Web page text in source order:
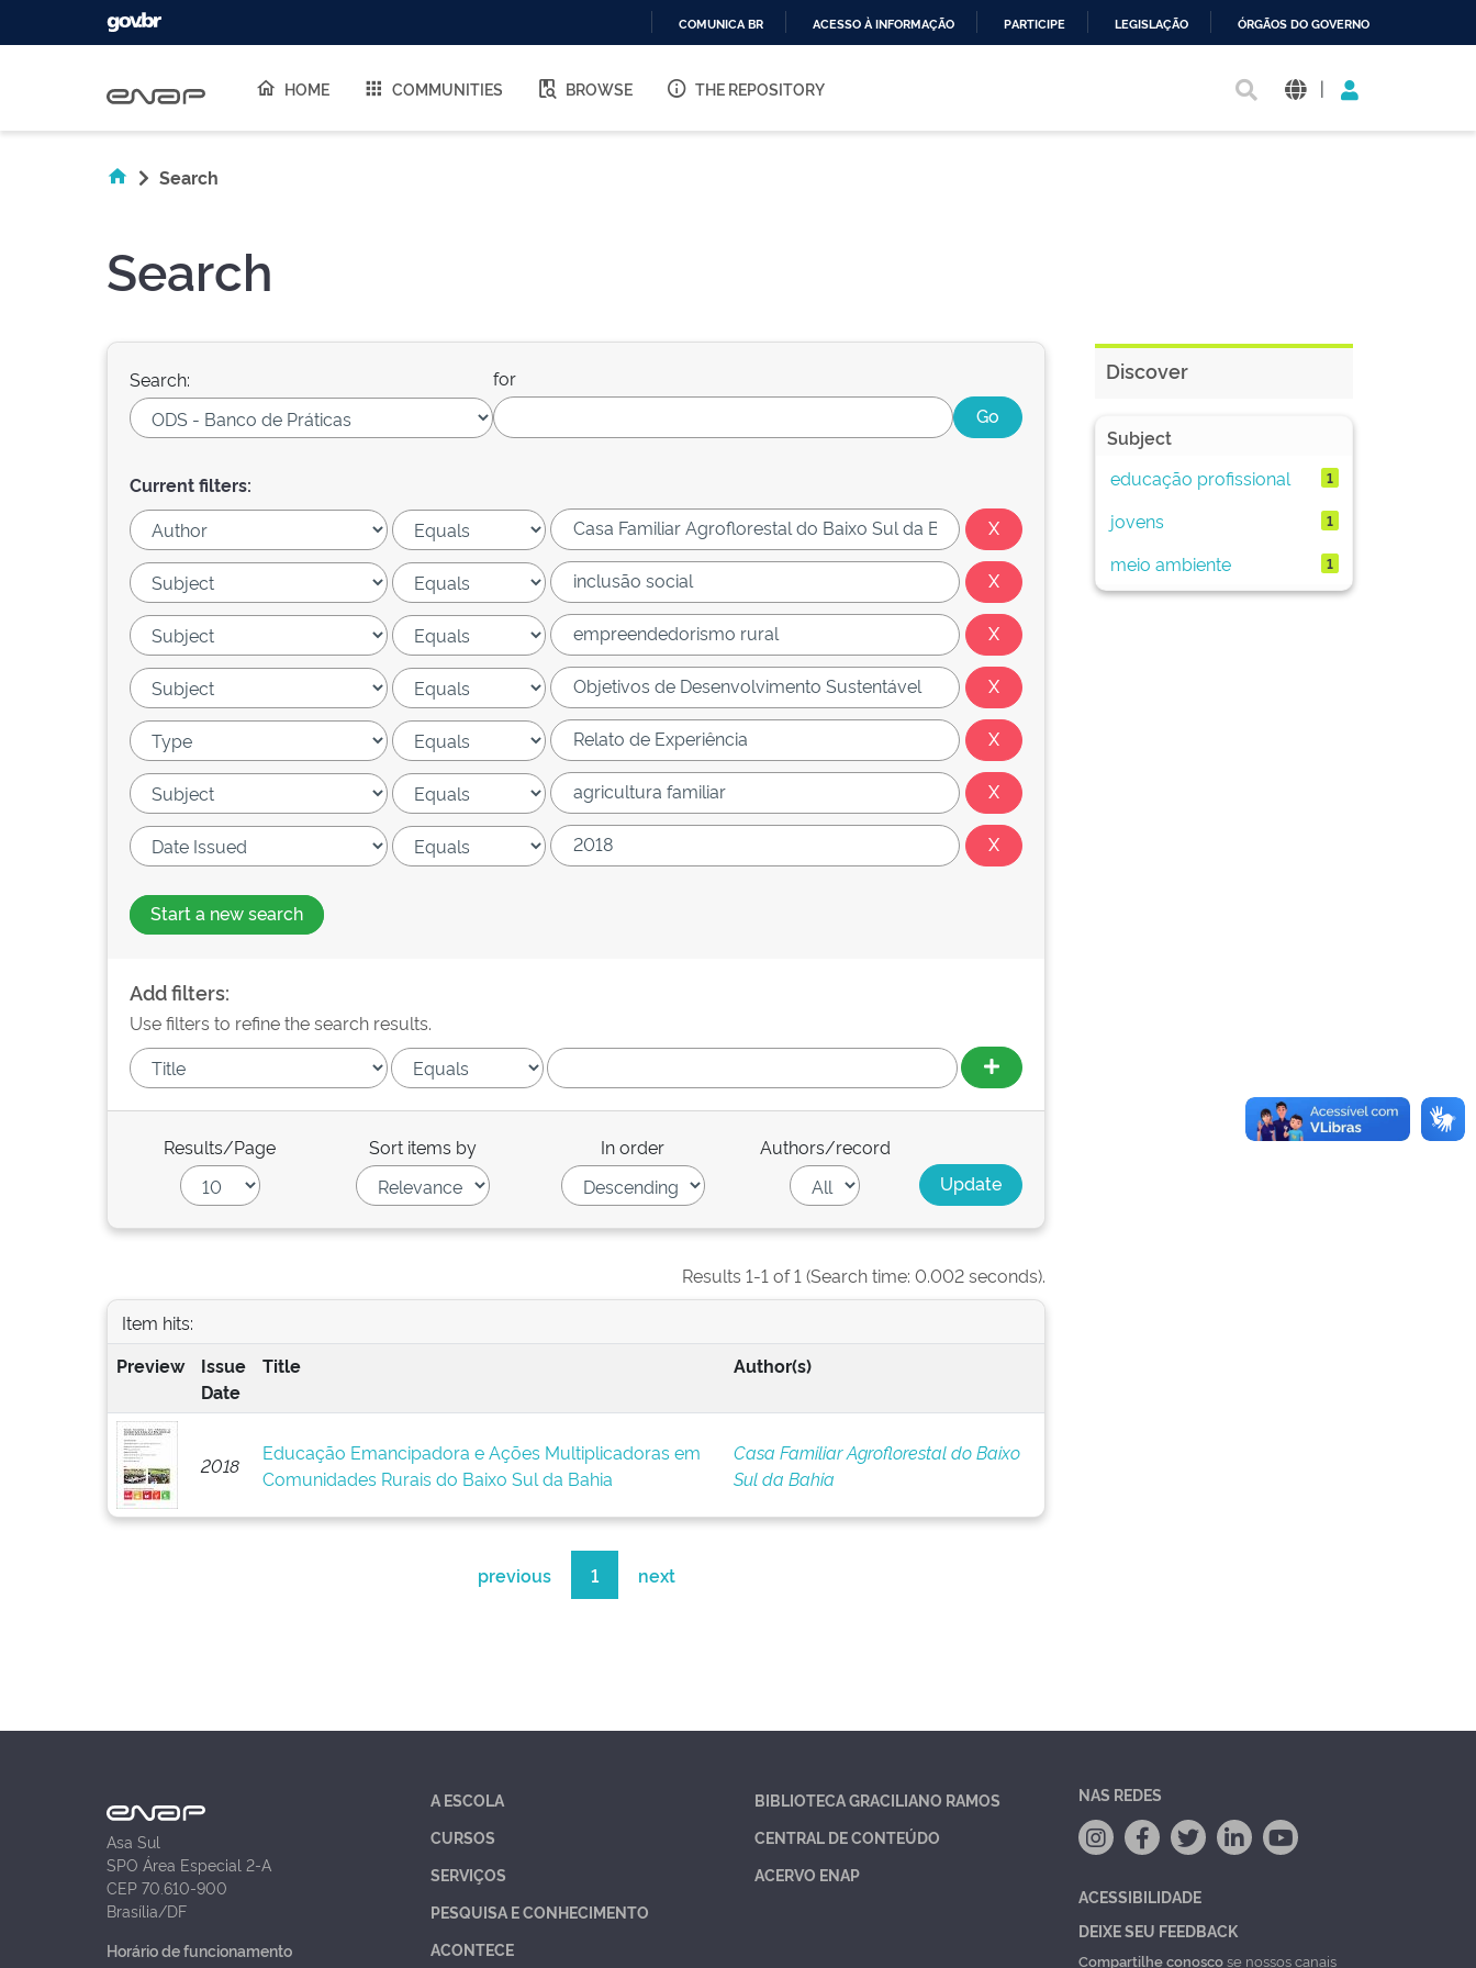
O
COMUNICA BR ACESSO À INFORMAÇÃO PARTICIPE LEGISLAÇÃO ÓRGÃOS DO GOVERNO
HOME COMMUNITIES BROWSE THE REPOSITORY |
Search
Search
Search: for
Current filters:
Start a new search
Add filters:
Use filters to refine the search results.
Results/Page Sort items by In order Authors/record
Results 1-1 of 1 (Search time: 0.002 seconds).
Item hits:
Preview
Issue
Date
Title Author(s)
2018
Educação Emancipadora e Ações Multiplicadoras em
Comunidades Rurais do Baixo Sul da Bahia
Casa Familiar Agroflorestal do Baixo
Sul da Bahia
previous 1 next
Discover
Subject
educação profissional
1
jovens 1
meio ambiente 1
Asa Sul
SPO Área Especial 2-A
CEP 70.610-900
Brasília/DF
Horário de funcionamento
A ESCOLA
CURSOS
SERVIÇOS
PESQUISA E CONHECIMENTO
ACONTECE
BIBLIOTECA GRACILIANO RAMOS
CENTRAL DE CONTEÚDO
ACERVO ENAP
NAS REDES
ACESSIBILIDADE
DEIXE SEU FEEDBACK
Compartilhe conoscose nossos canais